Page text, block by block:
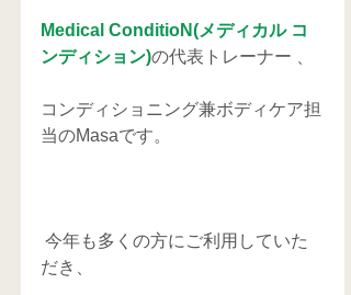
Medical ConditioN(メディカル コ
ンディション)の代表トレーナー 、
コンディショニング兼ボディケア担
当のMasaです。
だき、